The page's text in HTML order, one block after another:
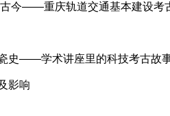
今——重庆轨道交通基本建设考
史——学术讲座里的科技考古故
影响